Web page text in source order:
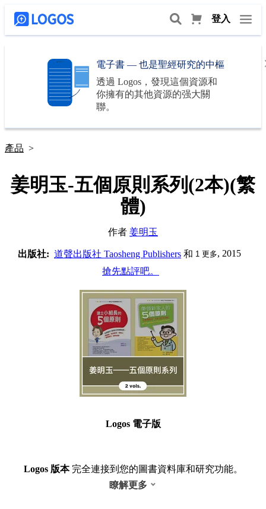
登入
電子書 — 也是聖經研究的中樞
透過 Logos ，發現這個資源和
你擁有的其他資源的强大關
聯。
產品 >
姜明玉-五個原則系列(2本)(繁
體)
作者 姜明玉
出版社: 道聲出版社 Taosheng Publishers 和 1 更多, 2015
搶先點評吧。
Logos 電子版
Logos 版本完全連接到您的圖書資料庫和研究功能。
瞭解更多